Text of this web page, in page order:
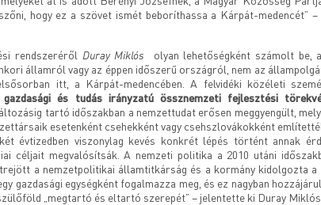
hogy ez a szövet ismét beboríthassa a Kárpát-medencét”
rendszeréről Duray Miklós
olyan lehetőségként számolt be,
államról vagy az éppen időszerű országról, nem az
itt, a Kárpát-medencében. A felvidéki közéleti
és tudás irányzatú össznemzeti fejlesztési
tartó időszakban a nemzettudat erősen meggyengült,
esetenként csehekként vagy csehszlovákokként
évtizedben viszonylag kevés konkrét lépés történt annak
céljait megvalósítsák. A nemzeti politika a 2010 utáni
a nemzetpolitikai államtitkárság és a kormány kidolgozta a
gazdasági egységként fogalmazza meg, és ez nagyban
„megtartó és eltartó szerepét” – jelentette ki Duray Miklós.